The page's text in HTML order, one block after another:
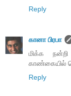
Reply
கானா பிரபா
மிக்க
காண்கையில்
Reply